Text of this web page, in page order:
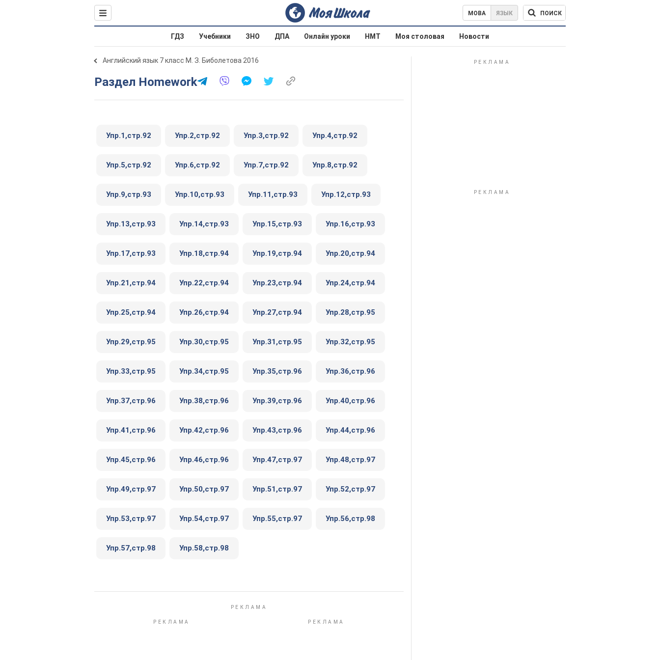
МОВА ЯЗЫК ПОИСК
ГДЗ Учебники ЗНО ДПА Онлайн уроки НМТ Моя столовая Новости
Английский язык 7 класс М. З. Биболетова 2016
Раздел Homework
Упр.1,стр.92 Упр.2,стр.92 Упр.3,стр.92 Упр.4,стр.92
Упр.5,стр.92 Упр.6,стр.92 Упр.7,стр.92 Упр.8,стр.92
Упр.9,стр.93 Упр.10,стр.93 Упр.11,стр.93 Упр.12,стр.93
Упр.13,стр.93 Упр.14,стр.93 Упр.15,стр.93 Упр.16,стр.93
Упр.17,стр.93 Упр.18,стр.94 Упр.19,стр.94 Упр.20,стр.94
Упр.21,стр.94 Упр.22,стр.94 Упр.23,стр.94 Упр.24,стр.94
Упр.25,стр.94 Упр.26,стр.94 Упр.27,стр.94 Упр.28,стр.95
Упр.29,стр.95 Упр.30,стр.95 Упр.31,стр.95 Упр.32,стр.95
Упр.33,стр.95 Упр.34,стр.95 Упр.35,стр.96 Упр.36,стр.96
Упр.37,стр.96 Упр.38,стр.96 Упр.39,стр.96 Упр.40,стр.96
Упр.41,стр.96 Упр.42,стр.96 Упр.43,стр.96 Упр.44,стр.96
Упр.45,стр.96 Упр.46,стр.96 Упр.47,стр.97 Упр.48,стр.97
Упр.49,стр.97 Упр.50,стр.97 Упр.51,стр.97 Упр.52,стр.97
Упр.53,стр.97 Упр.54,стр.97 Упр.55,стр.97 Упр.56,стр.98
Упр.57,стр.98 Упр.58,стр.98